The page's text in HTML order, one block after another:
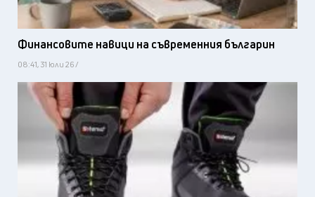
Финансовите навици на съвременния българин
08:41, 31 юли 26 /